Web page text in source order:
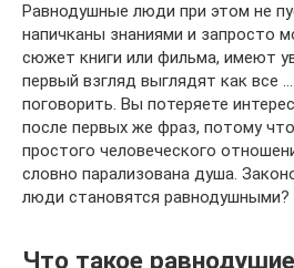
Равнодушные люди при этом не
напичканы знаниями и запросто
сюжет книги или фильма, имеют
первый взгляд выглядят как все
поговорить. Вы потеряете
после первых же фраз, потому
простого человеческого
словно парализована душа.
люди становятся равнодушными?
Что такое равнодушие